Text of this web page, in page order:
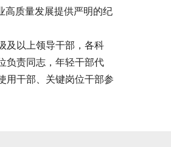
高质量发展提供严明的纪
及以上领导干部，各科
负责同志，年轻干部代
用干部、关键岗位干部参